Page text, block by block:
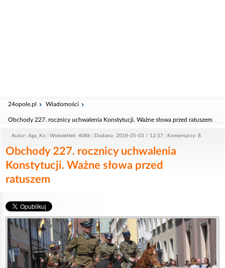
24opole.pl Wiadomości
Obchody 227. rocznicy uchwalenia Konstytucji. Ważne słowa przed ratuszem
Autor: Aga_Ko Wyświetleń: 4086 Dodano: 2018-05-03 / 12:57 Komentarzy: 8
Obchody 227. rocznicy uchwalenia
Konstytucji. Ważne słowa przed
ratuszem